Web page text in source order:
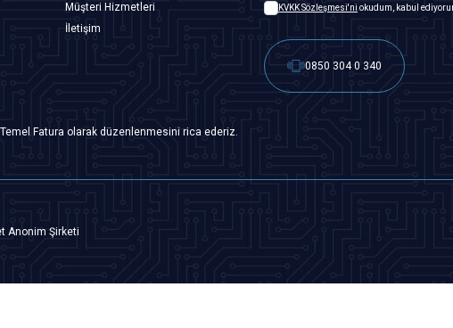
Müşteri Hizmetleri
İletişim
KVKK Sözleşmesi'ni okudum, kabul
0850 304 0 340
Fatura olarak düzenlenmesini rica ederiz.
Anonim Şirketi